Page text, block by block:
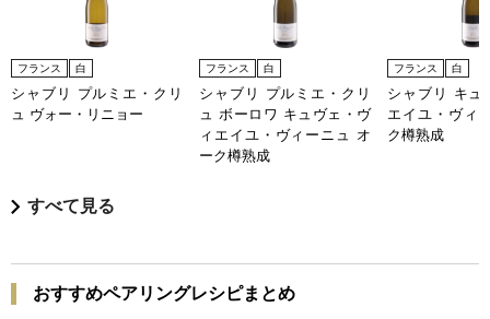
フランス 白
シャブリ プルミエ・クリ
ュ ヴォー・リニョー
フランス 白
シャブリ プルミエ・クリ
ュ ボーロワ キュヴェ・ヴ
ィエイユ・ヴィーニュ オ
ーク樽熟成
フランス 白
シャブリ キュ
エイユ・ヴィ
ク樽熟成
すべて見る
おすすめペアリングレシピまとめ